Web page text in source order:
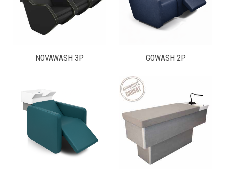
NOVAWASH 3P GOWASH 2P